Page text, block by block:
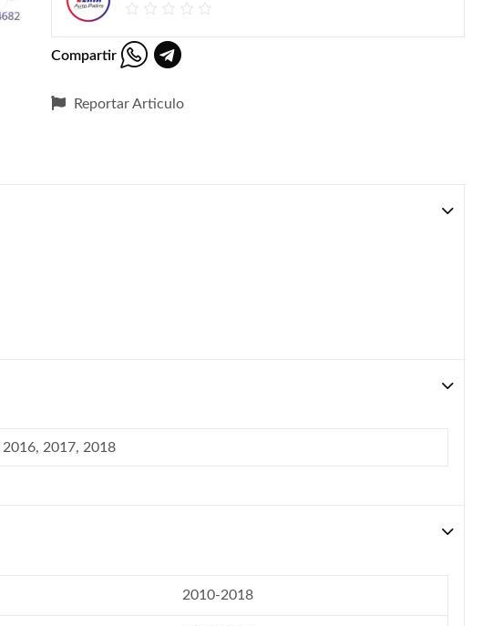
Compartir
Reportar Articulo
2017, 2018
2010-2018